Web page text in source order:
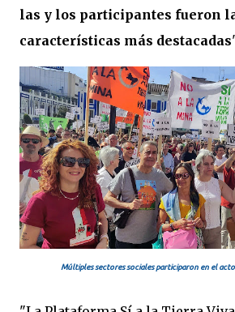
las y los participantes fueron
características más destacadas
Múltiples sectores sociales participaron en el